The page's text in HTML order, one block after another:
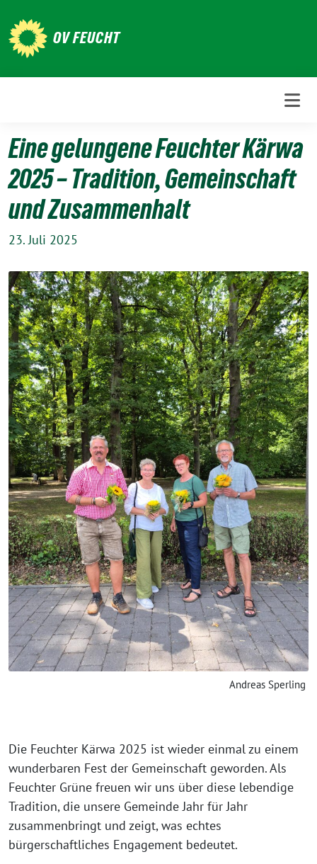
zum
Inhalt
OV FEUCHT
Eine gelungene Feuchter Kärwa
2025 – Tradition, Gemeinschaft
und Zusammenhalt
23. Juli 2025
Andreas Sperling
Die Feuchter Kärwa 2025 ist wieder einmal zu einem
wunderbaren Fest der Gemeinschaft geworden. Als
Feuchter Grüne freuen wir uns über diese lebendige
Tradition, die unsere Gemeinde Jahr für Jahr
zusammenbringt und zeigt, was echtes
bürgerschaftliches Engagement bedeutet.